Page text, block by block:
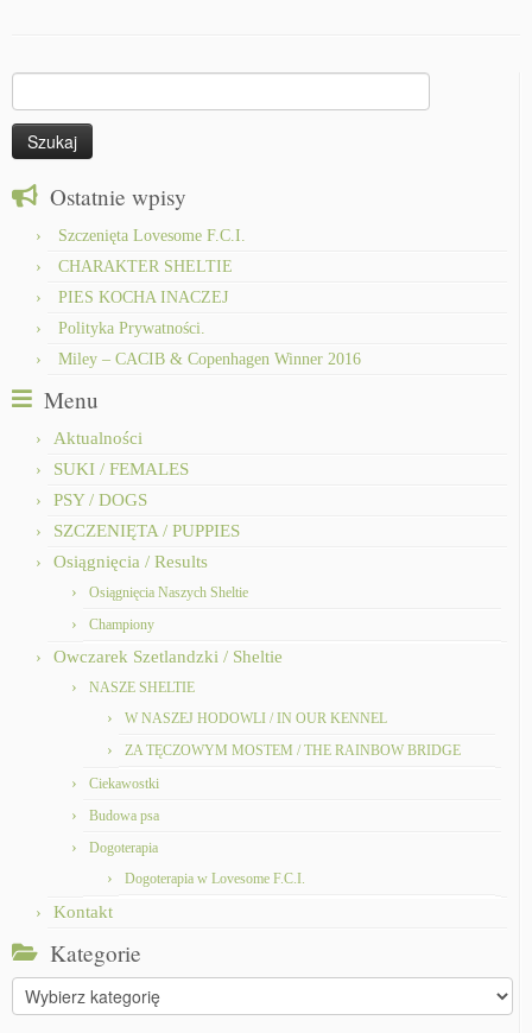
Ostatnie wpisy
Szczenięta Lovesome F.C.I.
CHARAKTER SHELTIE
PIES KOCHA INACZEJ
Polityka Prywatności.
Miley – CACIB & Copenhagen Winner 2016
Menu
Aktualności
SUKI / FEMALES
PSY / DOGS
SZCZENIĘTA / PUPPIES
Osiągnięcia / Results
Osiągnięcia Naszych Sheltie
Championy
Owczarek Szetlandzki / Sheltie
NASZE SHELTIE
W NASZEJ HODOWLI / IN OUR KENNEL
ZA TĘCZOWYM MOSTEM / THE RAINBOW BRIDGE
Ciekawostki
Budowa psa
Dogoterapia
Dogoterapia w Lovesome F.C.I.
Kontakt
Kategorie
Kategorie